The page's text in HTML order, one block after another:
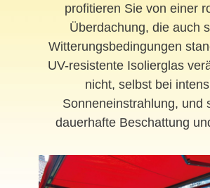
profitieren Sie von einer
Überdachung, die auch
Witterungsbedingungen
UV-resistente Isolierglas
nicht, selbst bei
Sonneneinstrahlung, und
dauerhafte Beschattung